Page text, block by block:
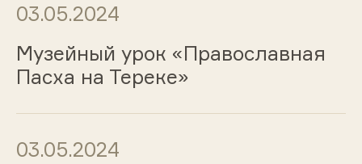
03.05.2024
Музейный урок «Православная
Пасха на Тереке»
03.05.2024